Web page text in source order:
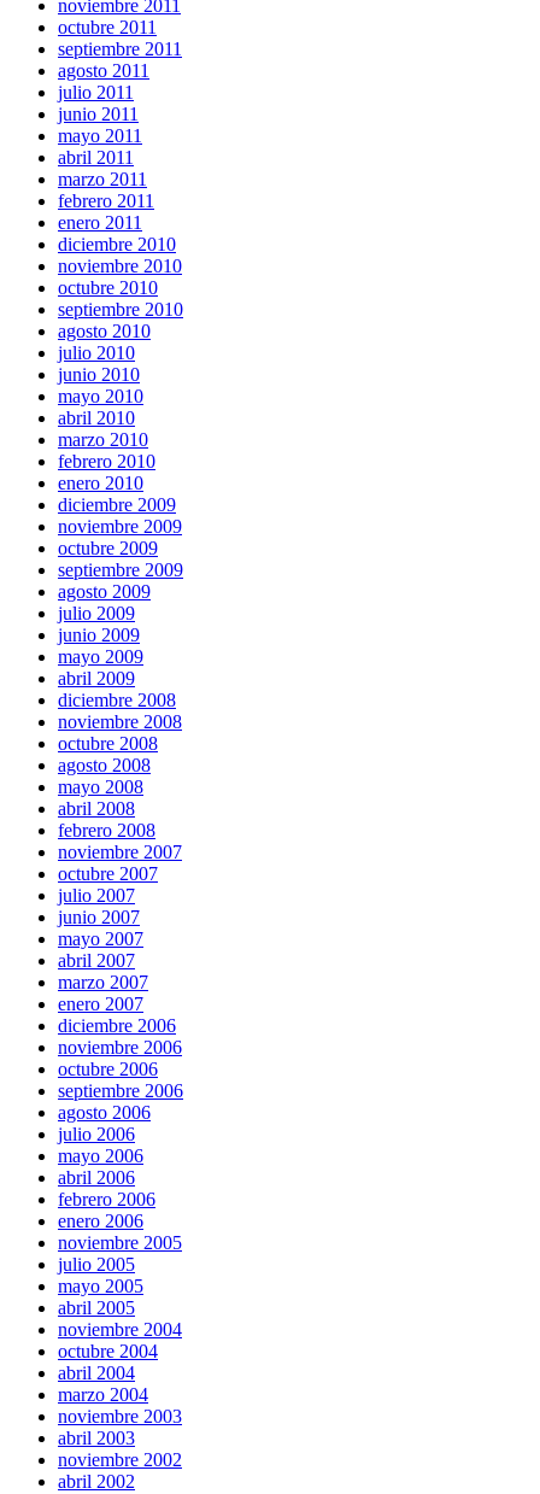
noviembre 2011
octubre 2011
septiembre 2011
agosto 2011
julio 2011
junio 2011
mayo 2011
abril 2011
marzo 2011
febrero 2011
enero 2011
diciembre 2010
noviembre 2010
octubre 2010
septiembre 2010
agosto 2010
julio 2010
junio 2010
mayo 2010
abril 2010
marzo 2010
febrero 2010
enero 2010
diciembre 2009
noviembre 2009
octubre 2009
septiembre 2009
agosto 2009
julio 2009
junio 2009
mayo 2009
abril 2009
diciembre 2008
noviembre 2008
octubre 2008
agosto 2008
mayo 2008
abril 2008
febrero 2008
noviembre 2007
octubre 2007
julio 2007
junio 2007
mayo 2007
abril 2007
marzo 2007
enero 2007
diciembre 2006
noviembre 2006
octubre 2006
septiembre 2006
agosto 2006
julio 2006
mayo 2006
abril 2006
febrero 2006
enero 2006
noviembre 2005
julio 2005
mayo 2005
abril 2005
noviembre 2004
octubre 2004
abril 2004
marzo 2004
noviembre 2003
abril 2003
noviembre 2002
abril 2002